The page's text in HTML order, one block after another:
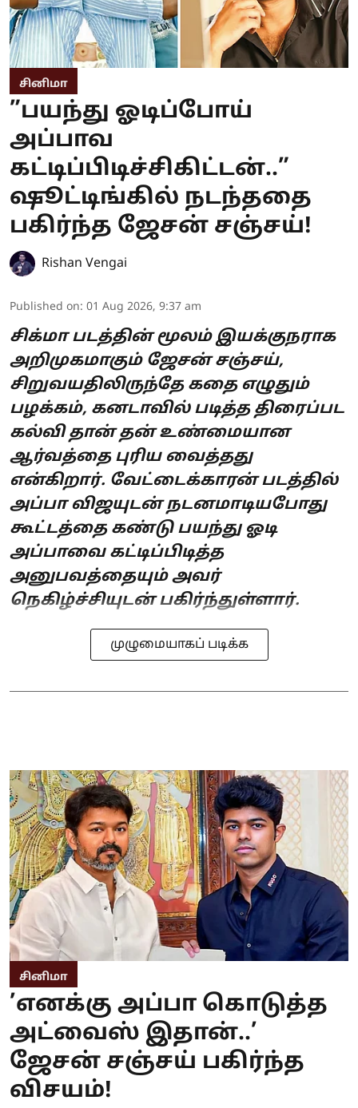
சினிமா
”பயந்து ஓடிப்போய்
அப்பாவ
கட்டிப்பிடிச்சிகிட்டன்..”
ஷூட்டிங்கில் நடந்ததை
பகிர்ந்த ஜேசன் சஞ்சய்!
Rishan Vengai
Published on: 01 Aug 2026, 9:37 am
சிக்மா படத்தின் மூலம் இயக்குநராக
அறிமுகமாகும் ஜேசன் சஞ்சய்,
சிறுவயதிலிருந்தே கதை எழுதும்
பழக்கம், கனடாவில் படித்த திரைப்பட
கல்வி தான் தன் உண்மையான
ஆர்வத்தை புரிய வைத்தது
என்கிறார். வேட்டைக்காரன் படத்தில்
அப்பா விஜயுடன் நடனமாடியபோது
கூட்டத்தை கண்டு பயந்து ஓடி
அப்பாவை கட்டிப்பிடித்த
அனுபவத்தையும் அவர்
நெகிழ்ச்சியுடன் பகிர்ந்துள்ளார்.
முழுமையாகப் படிக்க
சினிமா
’எனக்கு அப்பா கொடுத்த
அட்வைஸ் இதான்..’
ஜேசன் சஞ்சய் பகிர்ந்த
விசயம்!